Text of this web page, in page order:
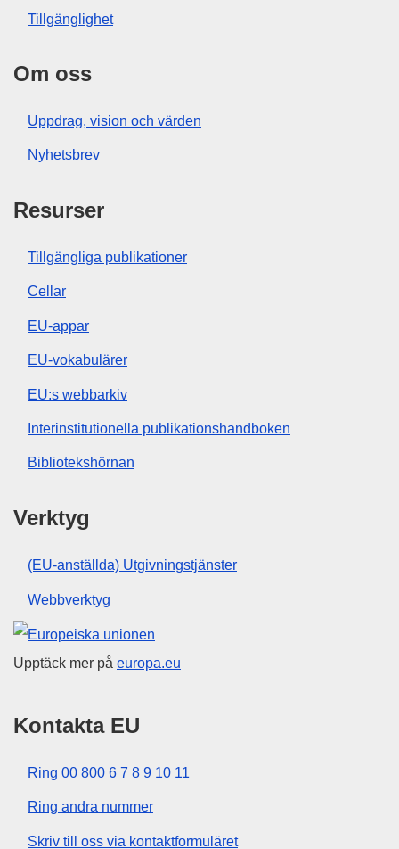
Tillgänglighet
Om oss
Uppdrag, vision och värden
Nyhetsbrev
Resurser
Tillgängliga publikationer
Cellar
EU-appar
EU-vokabulärer
EU:s webbarkiv
Interinstitutionella publikationshandboken
Bibliotekshörnan
Verktyg
(EU-anställda) Utgivningstjänster
Webbverktyg
Europeiska unionen
Upptäck mer på europa.eu
Kontakta EU
Ring 00 800 6 7 8 9 10 11
Ring andra nummer
Skriv till oss via kontaktformuläret